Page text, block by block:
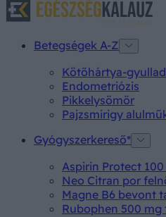
Betegségek A-Z
Kötőhártya-
Endometriózis
Pikkelysömör
Pajzsmirigy
Gyógyszerkereső*
Aspirin Protect
Neo Citran por
Magne B6 bevont
Rubophen 500